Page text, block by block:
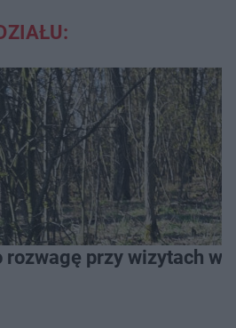
rozwagę przy wizytach w